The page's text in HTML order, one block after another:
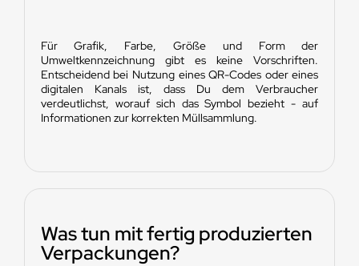
Für Grafik, Farbe, Größe und Form der
Umweltkennzeichnung gibt es keine Vorschriften.
Entscheidend bei Nutzung eines QR-Codes oder eines
digitalen Kanals ist, dass Du dem Verbraucher
verdeutlichst, worauf sich das Symbol bezieht - auf
Informationen zur korrekten Müllsammlung.
Was tun mit fertig produzierten
Verpackungen?